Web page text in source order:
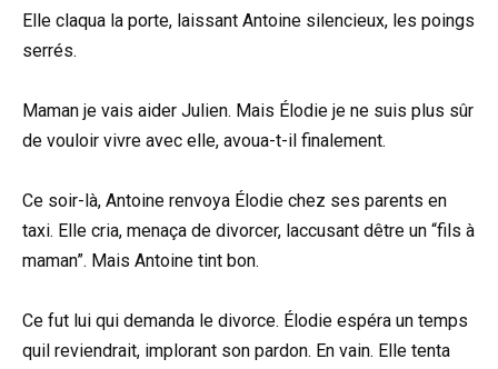
Elle claqua la porte, laissant Antoine silencieux, les poings
serrés.
Maman je vais aider Julien. Mais Élodie je ne suis plus sûr
de vouloir vivre avec elle, avoua-t-il finalement.
Ce soir-là, Antoine renvoya Élodie chez ses parents en
taxi. Elle cria, menaça de divorcer, laccusant dêtre un “fils à
maman”. Mais Antoine tint bon.
Ce fut lui qui demanda le divorce. Élodie espéra un temps
quil reviendrait, implorant son pardon. En vain. Elle tenta